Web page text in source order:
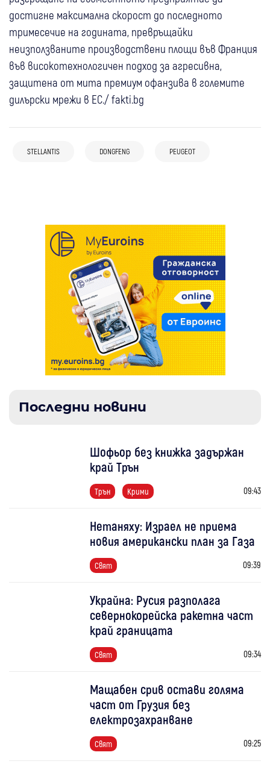
достигне максимална скорост до последното
тримесечие на годината, превръщайки
неизползваните производствени площи във Франция
във високотехнологичен подход за агресивна,
защитена от мита премиум офанзива в големите
дилърски мрежи в ЕС./ fakti.bg
STELLANTIS DONGFENG PEUGEOT
за Astra
Скорости
Скорости
Последни новини
Шофьор без книжка задържан
край Трън
Трън Крими 09:43
Нетаняху: Израел не приема
новия американски план за Газа
Свят 09:39
Украйна: Русия разполага
севернокорейска ракетна част
край границата
Свят 09:34
Мащабен срив остави голяма
част от Грузия без
електрозахранване
Свят 09:25